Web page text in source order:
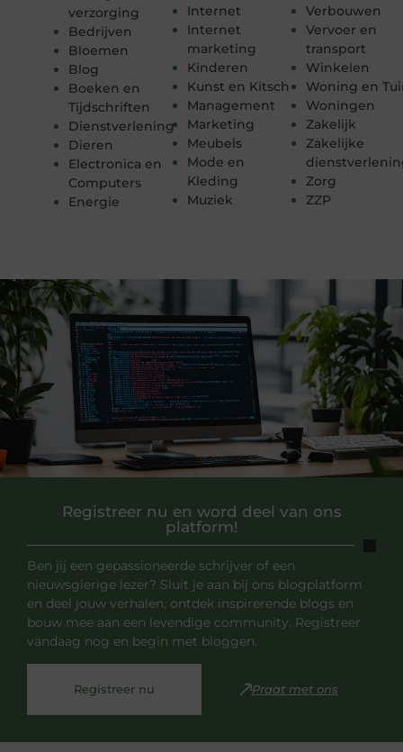
verzorging
Bedrijven
Bloemen
Blog
Boeken en
Tijdschriften
Dienstverlening
Dieren
Electronica en
Computers
Energie
Internet
Internet
marketing
Kinderen
Kunst en Kitsch
Management
Marketing
Meubels
Mode en
Kleding
Muziek
Verbouwen
Vervoer en
transport
Winkelen
Woning en
Woningen
Zakelijk
Zakelijke
Zorg
ZZP
Registreer nu en word deel van ons
platform!
Ben jij een gepassioneerde schrijver of een
nieuwsgierige lezer? Sluit je aan bij ons blogplatform
en deel jouw verhalen, ontdek inspirerende blogs en
bouw mee aan een levendige community. Registreer
vandaag nog en begin met bloggen.
Registreer nu Praat met ons